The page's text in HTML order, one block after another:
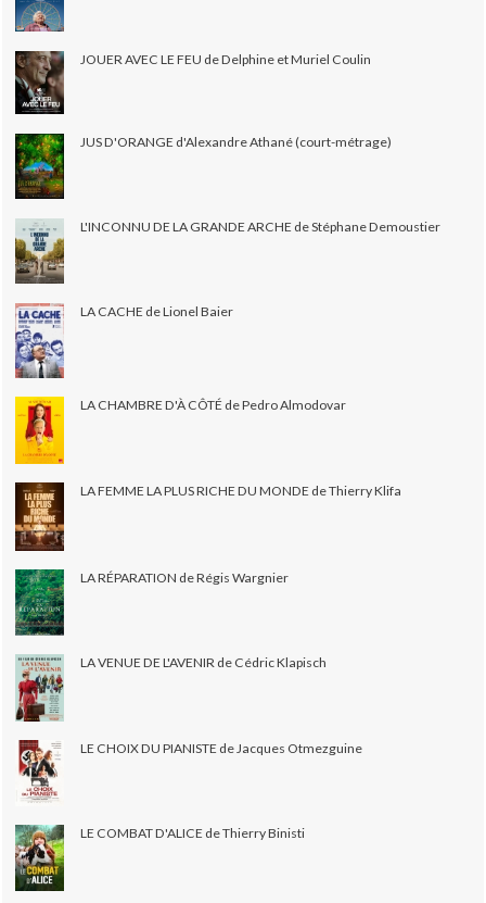
JOUER AVEC LE FEU de Delphine et Muriel Coulin
JUS D'ORANGE d'Alexandre Athané (court-métrage)
L'INCONNU DE LA GRANDE ARCHE de Stéphane Demoustier
LA CACHE de Lionel Baier
LA CHAMBRE D'À CÔTÉ de Pedro Almodovar
LA FEMME LA PLUS RICHE DU MONDE de Thierry Klifa
LA RÉPARATION de Régis Wargnier
LA VENUE DE L'AVENIR de Cédric Klapisch
LE CHOIX DU PIANISTE de Jacques Otmezguine
LE COMBAT D'ALICE de Thierry Binisti